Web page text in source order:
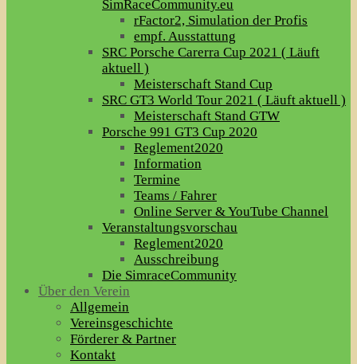
SimRaceCommunity.eu
rFactor2, Simulation der Profis
empf. Ausstattung
SRC Porsche Carerra Cup 2021 ( Läuft
aktuell )
Meisterschaft Stand Cup
SRC GT3 World Tour 2021 ( Läuft aktuell )
Meisterschaft Stand GTW
Porsche 991 GT3 Cup 2020
Reglement2020
Information
Termine
Teams / Fahrer
Online Server & YouTube Channel
Veranstaltungsvorschau
Reglement2020
Ausschreibung
Die SimraceCommunity
Über den Verein
Allgemein
Vereinsgeschichte
Förderer & Partner
Kontakt